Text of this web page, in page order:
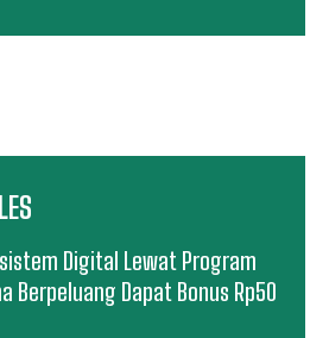
Digital Lewat Program
Berpeluang Dapat Bonus Rp50